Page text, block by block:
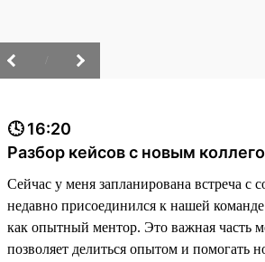
🕓 16:20
Разбор кейсов с новым
Сейчас у меня запланирована встреча с
недавно присоединился к нашей
как опытный ментор. Это важная часть
позволяет делиться опытом и помогать